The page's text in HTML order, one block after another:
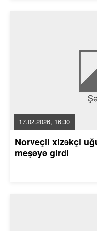
17.02.2026, 16:30
Norveçli xizəkçi
meşəyə girdi